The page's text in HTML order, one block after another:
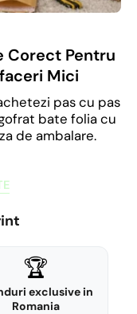
Corect Pentru
Mici
pas cu pas
bate folia cu
de ambalare.
🏆
exclusive in
Romania